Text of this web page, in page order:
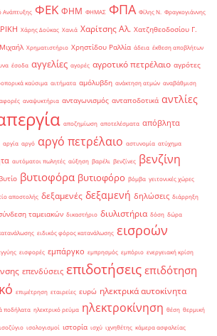
Ανάπτυξης ΦΕΚ ΦΗΜ ΦΗΜΑΣ ΦΠΑ Φίλης Ν. Φραγκογιάννης
Χάρης Δούκας Χανιά Χαρίτσης Αλ. Χατζηθεοδοσίου Γ.
Χρηματιστήριο Χρηστίδου Ραλλία άδεια έκθεση αποβλήτων
έσοδα αγγελίες αγορές αγροτικό πετρέλαιο αγρότες
καύσιμα αιτήματα αμόλυβδη ανάκτηση ατμών αναβάθμιση
αναψυκτήρια ανταγωνισμός ανταποδοτικά αντλίες
αποζημίωση αποτελέσματα απόβλητα
αργία αργό αργό πετρέλαιο αστυνομία ατύχημα
αυτόματοι πωλητές αύξηση βαρέλι βενζίνες βενζίνη
βυτιοφόρα βυτιοφόρο βόμβα γειτονικές χώρες
αποστολής δεξαμενές δεξαμενή δηλώσεις διάρρηξη
ταμειακών δικαστήριο διυλιστήρια δόση δώρα
ειδικός φόρος κατανάλωσης εισροών
εισφορές εμπάργκο εμπρησμός εμπόριο ενεργειακή κρίση
επενδύσεις επιδοτήσεις επιδότηση
επιμέτρηση εταιρείες ευρώ ηλεκτρικά αυτοκίνητα
ποδήλατα ηλεκτρικό ρεύμα ηλεκτροκίνηση θέση θερμική
ισοζύγιο ισολογισμοί ιστορία ισχύ ιχνηθέτης κάμερα ασφαλείας